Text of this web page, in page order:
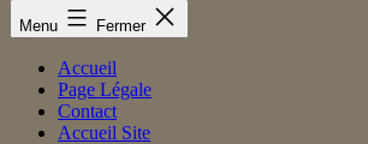
Menu Fermer
Accueil
Page Légale
Contact
Accueil Site